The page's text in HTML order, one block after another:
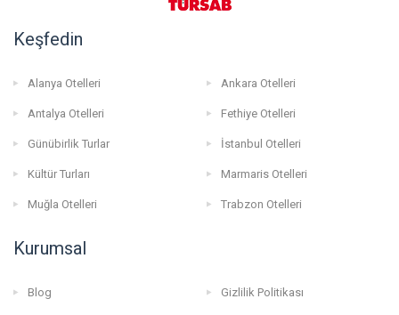
Keşfedin
Alanya Otelleri Ankara Otelleri
Antalya Otelleri Fethiye Otelleri
Günübirlik Turlar İstanbul Otelleri
Kültür Turları Marmaris Otelleri
Muğla Otelleri Trabzon Otelleri
Kurumsal
Blog Gizlilik Politikası